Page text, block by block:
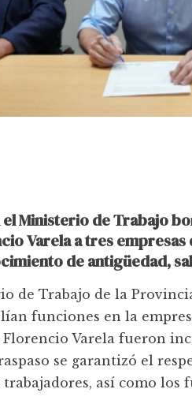
Ministerio de Trabajo
Varela a tres
de antigüedad,
de Trabajo de la
funciones en la
Varela fueron
se garantizó el
así como los